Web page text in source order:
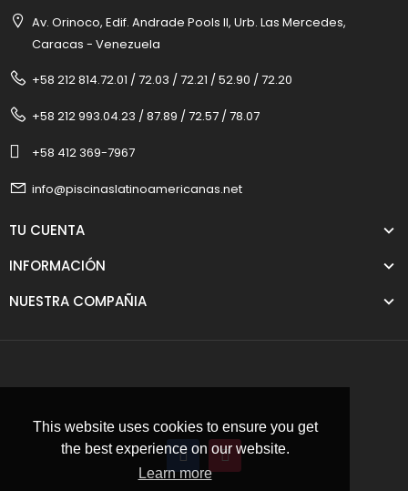
This website uses cookies to ensure you get
the best experience on our website.
Learn more
Av. Orinoco, Edif. Andrade Pools II, Urb. Las Mercedes,
Caracas - Venezuela
+58 212 814.72.01 / 72.03 / 72.21 / 52.90 / 72.20
+58 212 993.04.23 / 87.89 / 72.57 / 78.07
+58 412 369-7967
info@piscinaslatinoamericanas.net
TU CUENTA
INFORMACIÓN
NUESTRA COMPAÑIA